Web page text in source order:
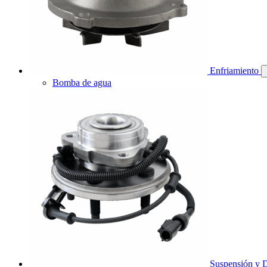
Enfriamiento
Bomba de agua
Suspensión y